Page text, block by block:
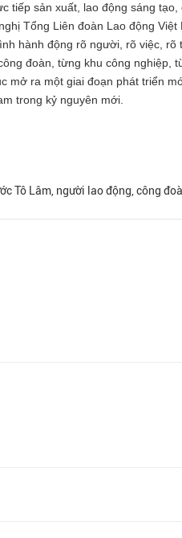
tiếp sản xuất, lao động sáng tạo,
Tổng Liên đoàn Lao động
hành động rõ người, rõ việc, rõ
đoàn, từng khu công nghiệp,
mở ra một giai đoạn phát triển
trong kỷ nguyên mới.
Tô Lâm, người lao động, công